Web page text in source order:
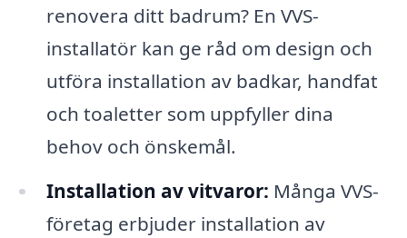
renovera ditt badrum? En VVS-
installatör kan ge råd om design och
utföra installation av badkar, handfat
och toaletter som uppfyller dina
behov och önskemål.
Installation av vitvaror: Många VVS-
företag erbjuder installation av